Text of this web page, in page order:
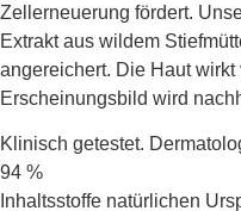
Zellerneuerung fördert.
Extrakt aus wildem
angereichert. Die Haut
Erscheinungsbild wird
Klinisch getestet.
94 %
Inhaltsstoffe natürlichen